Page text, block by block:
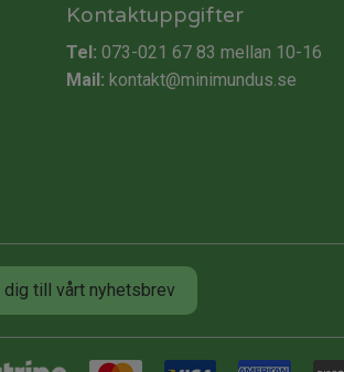
Kontaktuppgifter
Tel: 073-021 67 83 mellan 10-16
Mail: kontakt@minimundus.se
dig till vårt nyhetsbrev